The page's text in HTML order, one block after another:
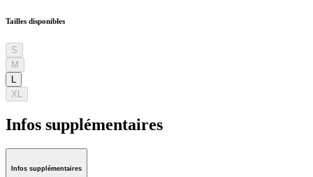
Tailles disponibles
S
M
L
XL
Infos supplémentaires
Infos supplémentaires